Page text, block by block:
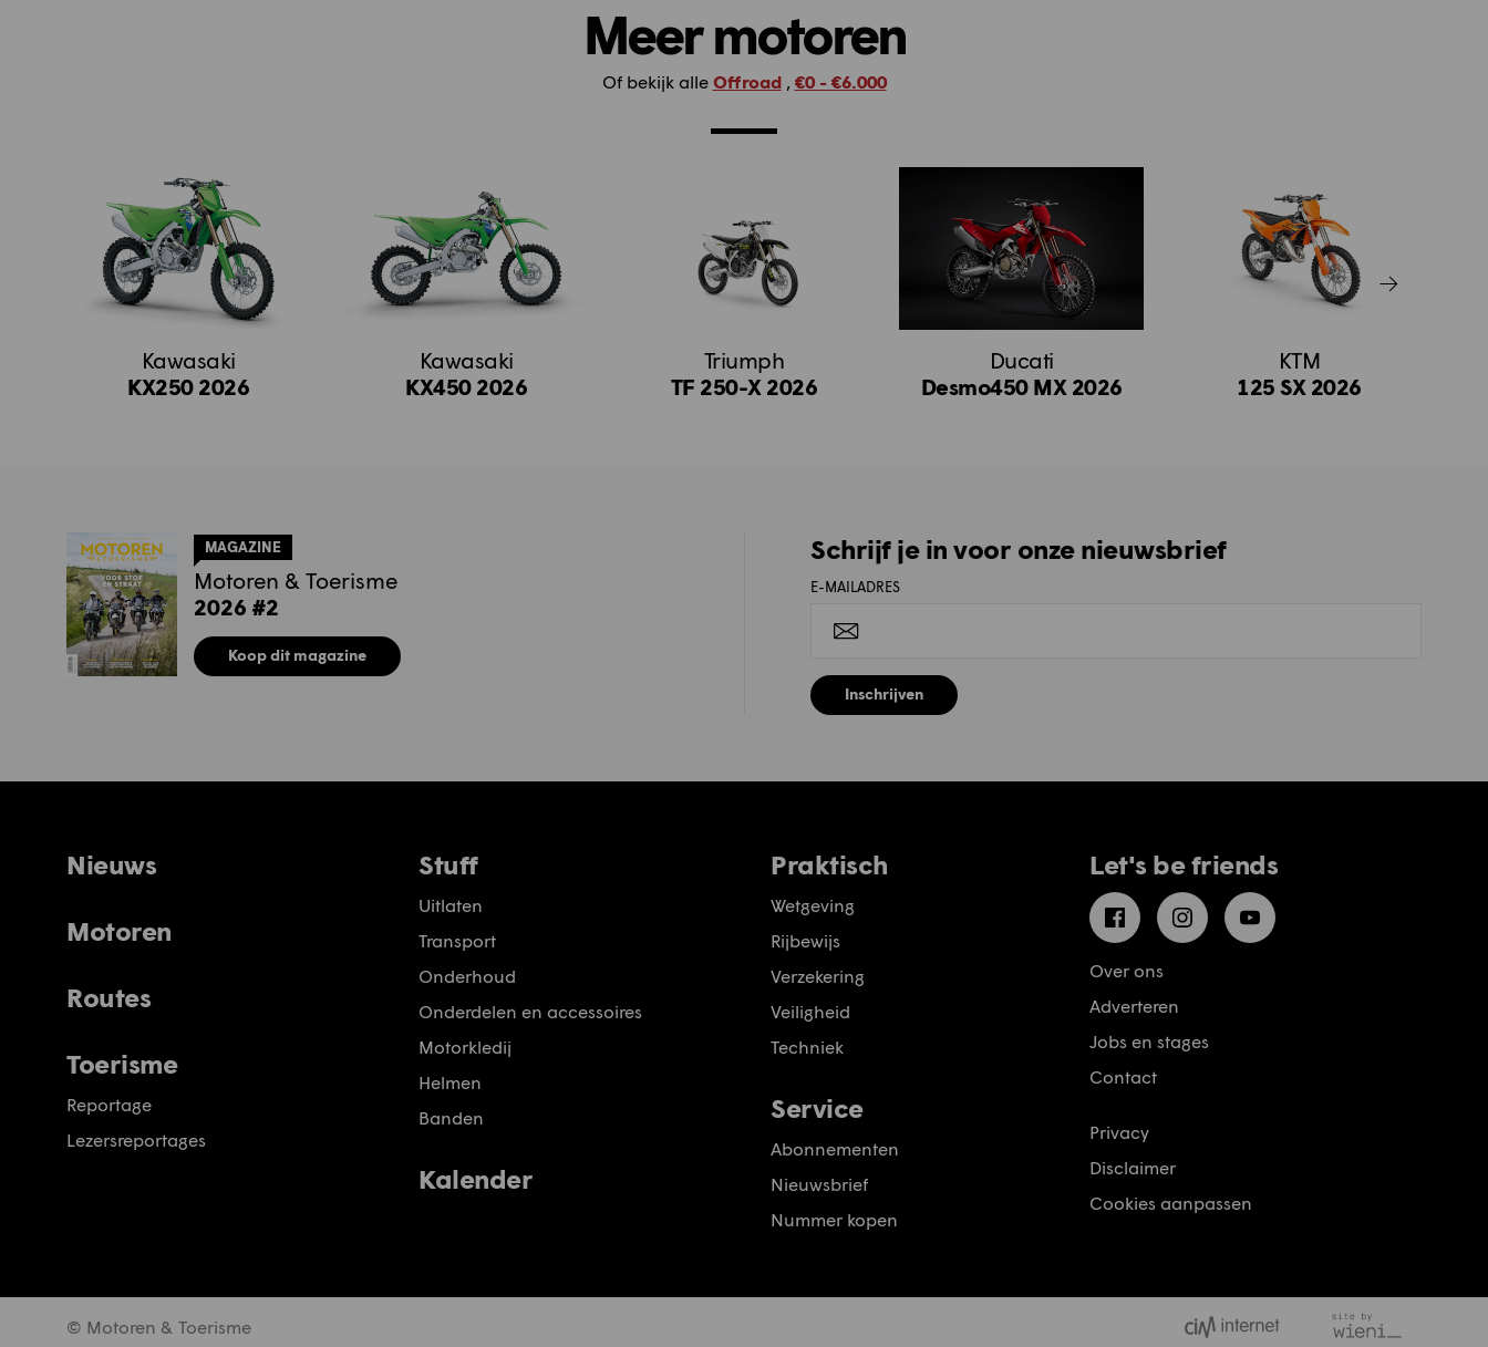
Meer motoren
Of bekijk alle Offroad, €0 - €6.000
Kawasaki
KX250 2026
Kawasaki
KX450 2026
Triumph
TF 250-X 2026
Ducati
Desmo450 MX 2026
KTM
125 SX 2026
MAGAZINE
Motoren & Toerisme
2026 #2
Koop dit magazine
Schrijf je in voor onze nieuwsbrief
E-MAILADRES
Inschrijven
Nieuws
Motoren
Routes
Toerisme
Reportage
Lezersreportages
Stuff
Uitlaten
Transport
Onderhoud
Onderdelen en accessoires
Motorkledij
Helmen
Banden
Kalender
Praktisch
Wetgeving
Rijbewijs
Verzekering
Veiligheid
Techniek
Service
Abonnementen
Nieuwsbrief
Nummer kopen
Let's be friends
FacebookInstagramYouTube
Over ons
Adverteren
Jobs en stages
Contact
Privacy
Disclaimer
Cookies aanpassen
© Motoren & Toerisme